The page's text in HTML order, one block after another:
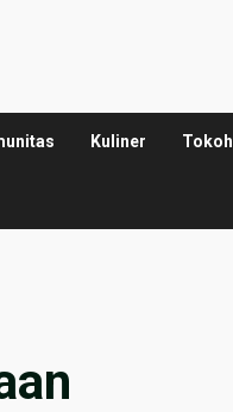
Kuliner Tokoh